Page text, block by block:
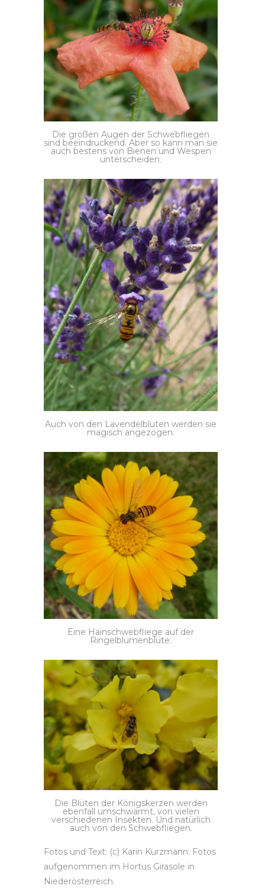
Die großen Augen der Schwebfliegen
sind beeindruckend. Aber so kann man sie
auch bestens von Bienen und Wespen
unterscheiden.
Auch von den Lavendelblüten werden sie
magisch angezogen.
Eine Hainschwebfliege auf der
Ringelblumenblüte.
Die Blüten der Königskerzen werden
ebenfall umschwärmt, von vielen
verschiedenen Insekten. Und natürlich
auch von den Schwebfliegen.
Fotos und Text: (c) Karin Kurzmann. Fotos
aufgenommen im Hortus Girasole in
Niederösterreich.